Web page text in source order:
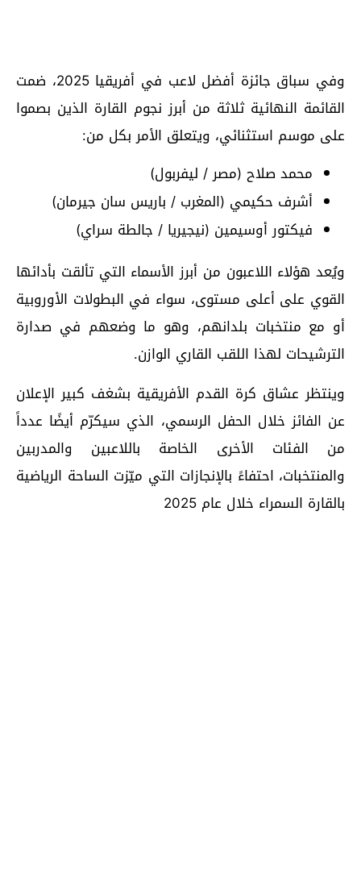
وفي سباق جائزة أفضل لاعب في أفريقيا 2025، ضمت
القائمة النهائية ثلاثة من أبرز نجوم القارة الذين بصموا
على موسم استثنائي، ويتعلق الأمر بكل من:
محمد صلاح (مصر / ليفربول)
أشرف حكيمي (المغرب / باريس سان جيرمان)
فيكتور أوسيمين (نيجيريا / جالطة سراي)
ويُعد هؤلاء اللاعبون من أبرز الأسماء التي تألقت بأدائها
القوي على أعلى مستوى، سواء في البطولات الأوروبية
أو مع منتخبات بلدانهم، وهو ما وضعهم في صدارة
الترشيحات لهذا اللقب القاري الوازن.
وينتظر عشاق كرة القدم الأفريقية بشغف كبير الإعلان
عن الفائز خلال الحفل الرسمي، الذي سيكرّم أيضًا عدداً
من الفئات الأخرى الخاصة باللاعبين والمدربين
والمنتخبات، احتفاءً بالإنجازات التي ميّزت الساحة الرياضية
بالقارة السمراء خلال عام 2025